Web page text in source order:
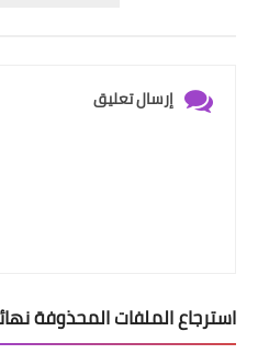
إرسال تعليق
استرجاع الملفات المحذوفة